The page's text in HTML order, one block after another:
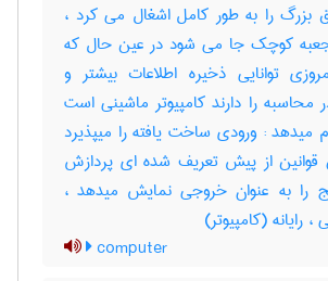
بزرگ را به طور کامل اشغال می کرد ،
کوچک جا می شود در عین حال که
توانایی ذخیره اطلاعات بیشتر و
را دارند کامپیوتر ماشینی است
میدهد : ورودی ساخت یافته را میپذیرد
قوانین از پیش تعریف شده ای پردازش
را به عنوان خروجی نمایش میدهد ،
رایانه (کامپیوتر)
computer